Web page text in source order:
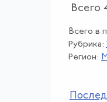
Всего
Всего в
Рубрика:
Регион:
По